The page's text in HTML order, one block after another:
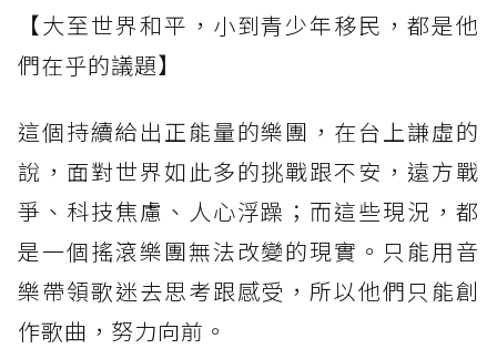
【大至世界和平，小到青少年移民，都是他
們在乎的議題】
這個持續給出正能量的樂團，在台上謙虛的
說，面對世界如此多的挑戰跟不安，遠方戰
爭、科技焦慮、人心浮躁；而這些現況，都
是一個搖滾樂團無法改變的現實。只能用音
樂帶領歌迷去思考跟感受，所以他們只能創
作歌曲，努力向前。